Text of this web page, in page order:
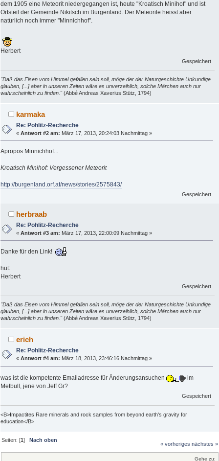
dem 1905 eine Meteorit niedergegangen ist, heute "Kroatisch Minihof" und ist
Ortsteil der Gemeinde Nikitsch im Burgenland. Der Meteorite heisst aber
natürlich noch immer "Minnichhof".
Herbert
Gespeichert
"Daß das Eisen vom Himmel gefallen sein soll, möge der der Naturgeschichte Unkundige
glauben, [...] aber in unseren Zeiten wäre es unverzeihlich, solche Märchen auch nur
wahrscheinlich zu finden."(Abbé Andreas Xaverius Stütz, 1794)
karmaka
Re: Pohlitz-Recherche
«Antwort #2 am: März 17, 2013, 20:24:03 Nachmittag »
Apropos Minnichhof...
Kroatisch Minihof: Vergessener Meteorit
http://burgenland.orf.at/news/stories/2575843/
Gespeichert
herbraab
Re: Pohlitz-Recherche
«Antwort #3 am: März 17, 2013, 22:00:09 Nachmittag »
Danke für den Link!
hut:
Herbert
Gespeichert
"Daß das Eisen vom Himmel gefallen sein soll, möge der der Naturgeschichte Unkundige
glauben, [...] aber in unseren Zeiten wäre es unverzeihlich, solche Märchen auch nur
wahrscheinlich zu finden."(Abbé Andreas Xaverius Stütz, 1794)
erich
Re: Pohlitz-Recherche
«Antwort #4 am: März 18, 2013, 23:46:16 Nachmittag »
was ist die kompetente Emailadresse für Änderungsansuchen
im
Metbull, jene von Jeff Gr?
Gespeichert
<B>Impactites Rare minerals and rock samples from beyond earth's gravity for
education</B>
Seiten: [1]Nach oben
« vorheriges nächstes »
Gehe zu: